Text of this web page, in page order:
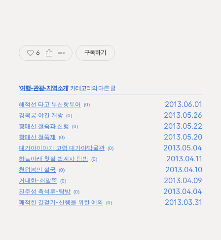
6 구독하기
'여행-관광-지역소개' 카테고리의 다른 글
해적선 타고 부산항투어 (0) 2013.06.01
경복궁 야간 개방 (0) 2013.05.26
황매산 철죽과 산행 (0) 2013.05.22
황매산 철쭉제 (0) 2013.05.20
대가야이야기 고령 대가야박물관 (0) 2013.05.04
하늘아래 첫절 법계사 탐방 (0) 2013.04.11
천왕봉의 설국 (0) 2013.04.10
거대한-쇠말뚝 (0) 2013.04.09
진주성 촉석루-탐방 (0) 2013.04.04
쾌적한 길걷기-산행을 위한 예의 (0) 2013.03.31